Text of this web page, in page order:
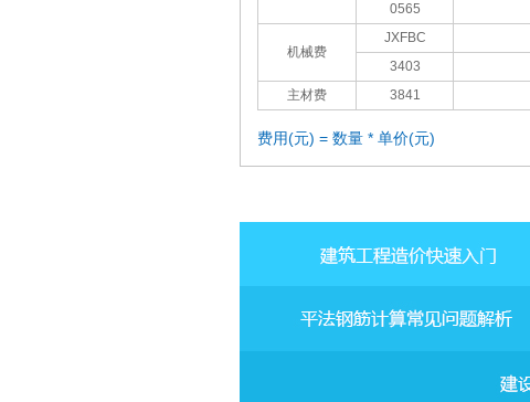
0565
机械费
JXFBC
3403
主材费
3841
费用(元) = 数量 * 单价(元)